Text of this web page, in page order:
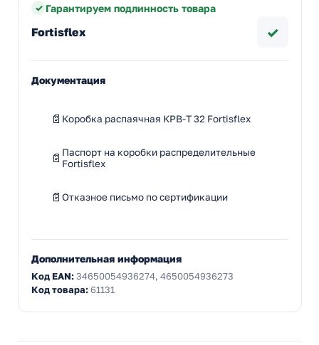
Гарантируем подлинность товара
Fortisflex ✓
Документация
Коробка распаячная КРВ-Т 32 Fortisflex
Паспорт на коробки распределительные
Fortisflex
Отказное письмо по сертификации
Дополнительная информация
Код EAN:34650054936274, 4650054936273
Код товара:61131